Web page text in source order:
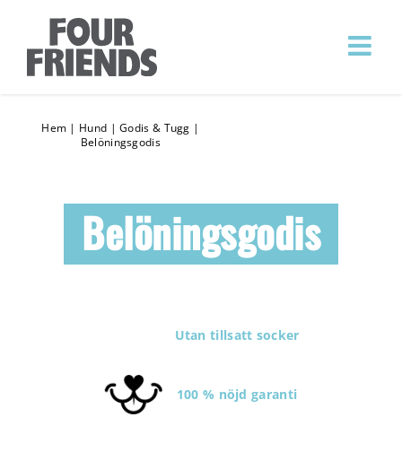
Hem | Hund |Godis & Tugg |
Belöningsgodis
Belöningsgodis
Utan tillsatt socker
100 % nöjd garanti